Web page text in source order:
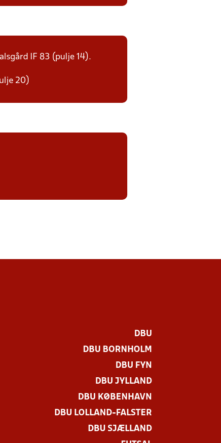
IF 83 (pulje 14).
20)
DBU
DBU BORNHOLM
DBU FYN
DBU JYLLAND
DBU KØBENHAVN
DBU LOLLAND-FALSTER
DBU SJÆLLAND